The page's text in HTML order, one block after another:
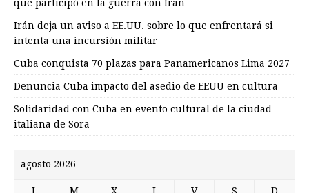
que participó en la guerra con Irán
Irán deja un aviso a EE.UU. sobre lo que enfrentará si
intenta una incursión militar
Cuba conquista 70 plazas para Panamericanos Lima 2027
Denuncia Cuba impacto del asedio de EEUU en cultura
Solidaridad con Cuba en evento cultural de la ciudad
italiana de Sora
agosto 2026
L M X J V S D